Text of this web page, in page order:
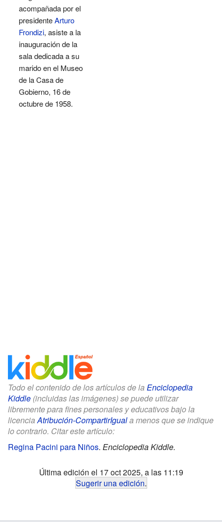
acompañada por el
presidenteArturo
Frondizi, asiste a la
inauguración de la
sala dedicada a su
marido en el Museo
de la Casa de
Gobierno, 16 de
octubre de 1958.
Todo el contenido de los artículos de la Enciclopedia
Kiddle (incluidas las imágenes) se puede utilizar
libremente para fines personales y educativos bajo la
licenciaAtribución-CompartirIguala menos que se indique
lo contrario. Citar este artículo:
Regina Pacini para Niños. Enciclopedia Kiddle.
Última edición el 17 oct 2025, a las 11:19
Sugerir una edición.